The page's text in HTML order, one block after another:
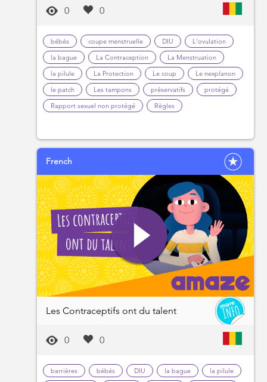
0 0
bébés coupe menstruelle DIU
L'ovulation
la bague
La Contraception
La Menstruation
la pilule
La Protection Le coup
Le nexplanon
le patch
Les tampons préservatifs
protégé
Rapport sexuel non protégé
Règles
French
Les Contraceptifs ont du talent
0 0
barrières bébés DIU la bague
la pilule